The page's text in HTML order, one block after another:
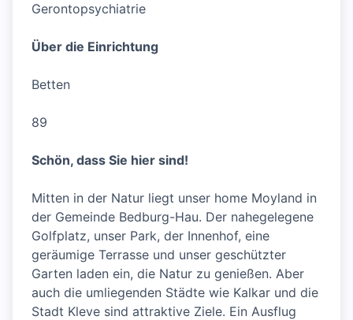
Gerontopsychiatrie
Über die Einrichtung
Betten
89
Schön, dass Sie hier sind!
Mitten in der Natur liegt unser home Moyland in
der Gemeinde Bedburg-Hau. Der nahegelegene
Golfplatz, unser Park, der Innenhof, eine
geräumige Terrasse und unser geschützter
Garten laden ein, die Natur zu genießen. Aber
auch die umliegenden Städte wie Kalkar und die
Stadt Kleve sind attraktive Ziele. Ein Ausflug